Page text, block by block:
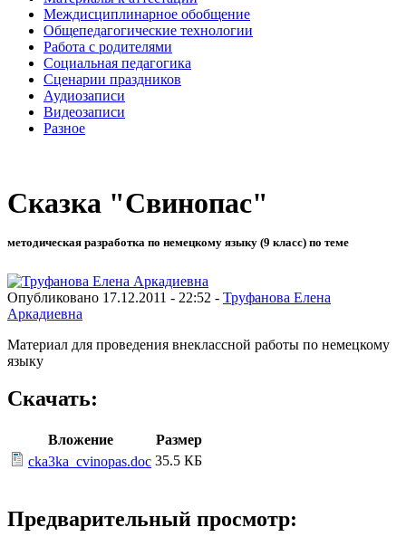
Междисциплинарное обобщение
Общепедагогические технологии
Работа с родителями
Социальная педагогика
Сценарии праздников
Аудиозаписи
Видеозаписи
Разное
Сказка "Свинопас"
методическая разработка по немецкому языку (9 класс) по теме
Опубликовано 17.12.2011 - 22:52 - Труфанова Елена
Аркадиевна
Материал для проведения внеклассной работы по немецкому
языку
Скачать:
Вложение
Размер
cka3ka_cvinopas.doc 35.5 КБ
Предварительный просмотр: